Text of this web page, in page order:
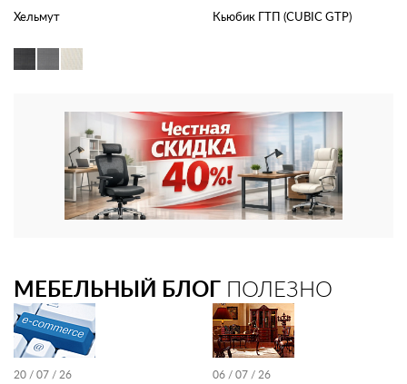
Хельмут Кьюбик ГТП (CUBIC GTP)
МЕБЕЛЬНЫЙ БЛОГ ПОЛЕЗНО
20 / 07 / 26 06 / 07 / 26